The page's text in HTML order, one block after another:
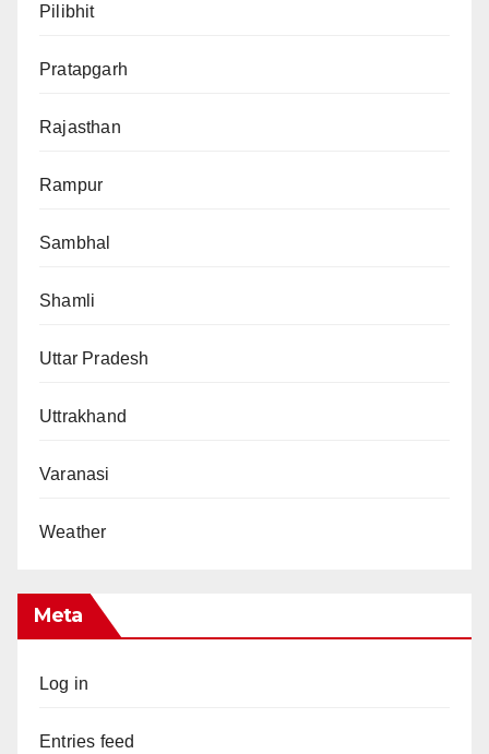
Pilibhit
Pratapgarh
Rajasthan
Rampur
Sambhal
Shamli
Uttar Pradesh
Uttrakhand
Varanasi
Weather
Meta
Log in
Entries feed